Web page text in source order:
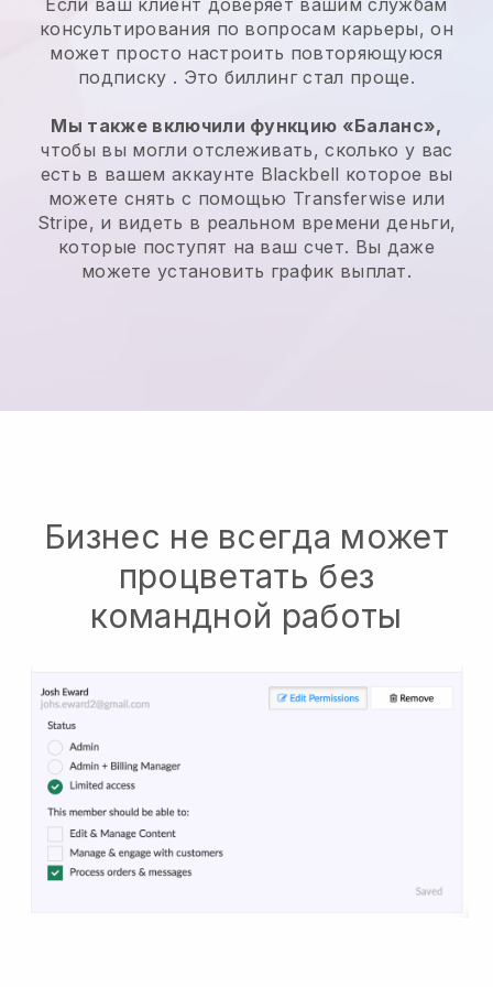
Если ваш клиент доверяет вашим службам
консультирования по вопросам карьеры, он
может просто настроить повторяющуюся
подписку . Это биллинг стал проще.
Мы также включили функцию «Баланс»,
чтобы вы могли отслеживать, сколько у вас
есть в вашем аккаунте Blackbell которое вы
можете снять с помощью Transferwise или
Stripe, и видеть в реальном времени деньги,
которые поступят на ваш счет. Вы даже
можете установить график выплат.
Бизнес не всегда может
процветать без
командной работы